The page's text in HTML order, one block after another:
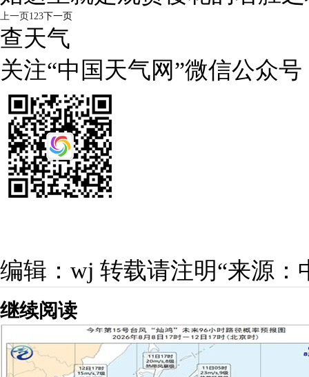
上一页123下一页
查天气
关注“中国天气网”微信公众号
编辑：wj 转载请注明“来源：
继续阅读